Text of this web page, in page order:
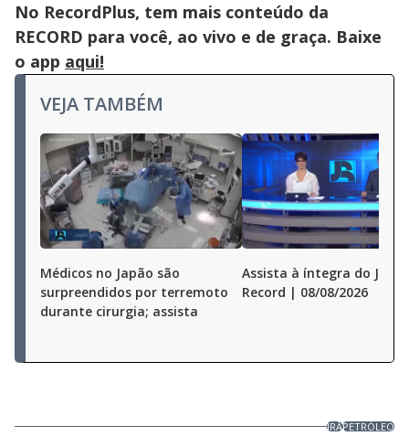
No RecordPlus, tem mais conteúdo da
RECORD para você, ao vivo e de graça. Baixe
o app aqui!
VEJA TAMBÉM
Médicos no Japão são
surpreendidos por terremoto
durante cirurgia; assista
Assista à íntegra do
Record | 08/08/2026
IRÃPETRÓLEO